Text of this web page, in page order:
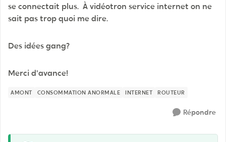
se connectait plus. À vidéotron service internet on ne
sait pas trop quoi me dire.
Des idées gang?
Merci d'avance!
AMONT CONSOMMATION ANORMALE INTERNET ROUTEUR
Répondre